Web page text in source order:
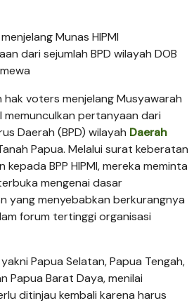
Munas HIPMI
dari sejumlah BPD wilayah DOB
hak voters menjelang Musyawarah
memunculkan pertanyaan dari
Daerah (BPD) wilayah Daerah
Papua. Melalui surat keberatan
BPP HIPMI, mereka meminta
mengenai dasar
yang menyebabkan berkurangnya
forum tertinggi organisasi
yakni Papua Selatan, Papua Tengah,
Papua Barat Daya, menilai
ditinjau kembali karena harus